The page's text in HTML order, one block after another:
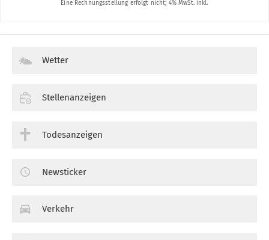
Wetter
Stellenanzeigen
Todesanzeigen
Newsticker
Verkehr